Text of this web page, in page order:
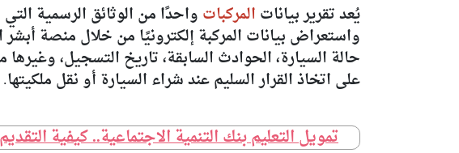
يُعد تقرير بيانات المركبات واحدًا من الوثائق الرسمية
واستعراض بيانات المركبة إلكترونيًا من خلال منصة
حالة السيارة، الحوادث السابقة، تاريخ التسجيل،
على اتخاذ القرار السليم عند شراء السيارة أو نقل ملكيتها.
تمويل التعليم بنك التنمية الاجتماعية.. كيفية